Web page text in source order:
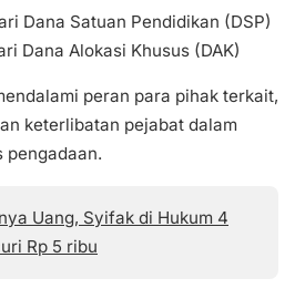
Dana Satuan Pendidikan (DSP)
Dana Alokasi Khusus (DAK)
peran para pihak terkait,
keterlibatan pejabat dalam
pengadaan.
Uang, Syifak di Hukum 4
Rp 5 ribu